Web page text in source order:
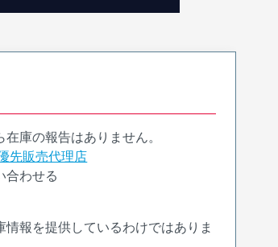
庫の報告はありません。
先販売代理店
合わせる
報を提供しているわけではありま